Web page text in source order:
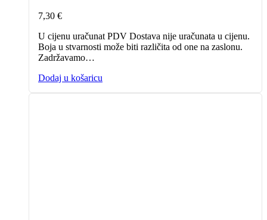
7,30 €
U cijenu uračunat PDV Dostava nije uračunata u cijenu.
Boja u stvarnosti može biti različita od one na zaslonu.
Zadržavamo…
Dodaj u košaricu